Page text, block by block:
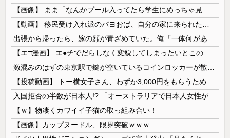
【ｗ】物凄くカワイイ子猫の取っ組み合い！
【画像】カップヌードル、限界突破ｗｗｗ